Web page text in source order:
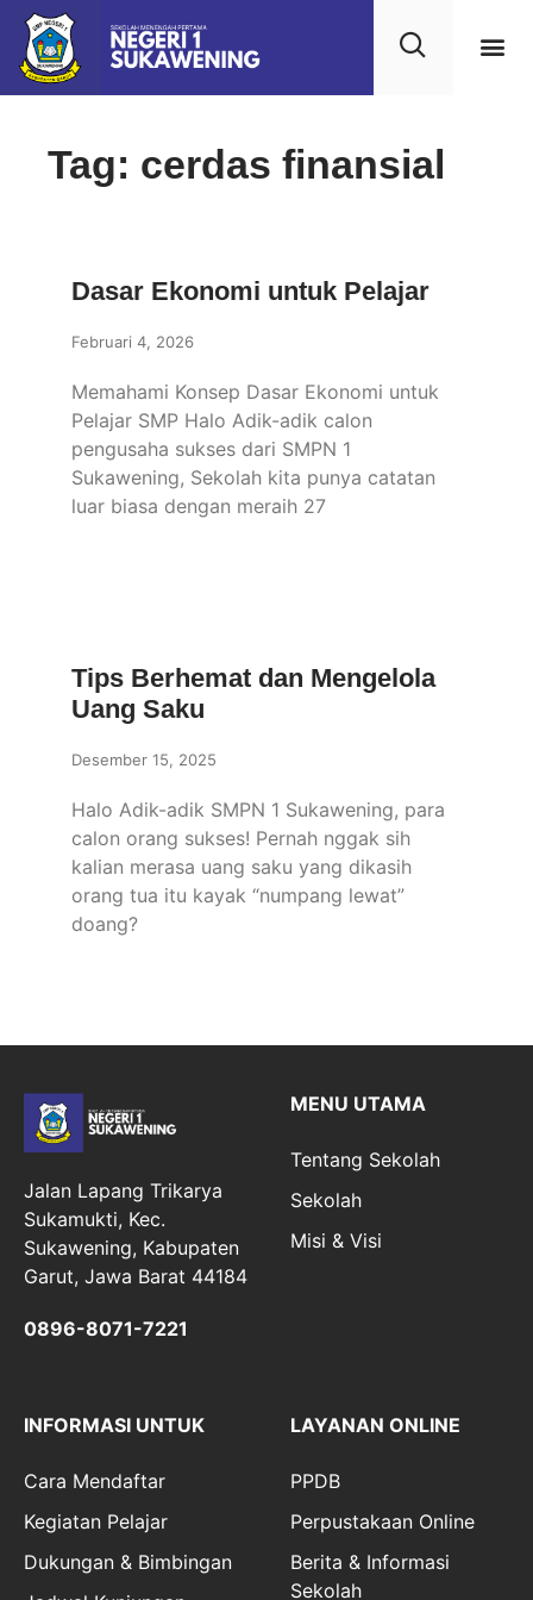
Tag: cerdas finansial
Dasar Ekonomi untuk Pelajar
Februari 4, 2026
Memahami Konsep Dasar Ekonomi untuk
Pelajar SMP Halo Adik-adik calon
pengusaha sukses dari SMPN 1
Sukawening, Sekolah kita punya catatan
luar biasa dengan meraih 27
Tips Berhemat dan Mengelola
Uang Saku
Desember 15, 2025
Halo Adik-adik SMPN 1 Sukawening, para
calon orang sukses! Pernah nggak sih
kalian merasa uang saku yang dikasih
orang tua itu kayak “numpang lewat”
doang?
Jalan Lapang Trikarya
Sukamukti, Kec.
Sukawening, Kabupaten
Garut, Jawa Barat 44184
0896-8071-7221
MENU UTAMA
Tentang Sekolah
Sekolah
Misi & Visi
INFORMASI UNTUK
Cara Mendaftar
Kegiatan Pelajar
Dukungan & Bimbingan
LAYANAN ONLINE
PPDB
Perpustakaan Online
Berita & Informasi
Sekolah